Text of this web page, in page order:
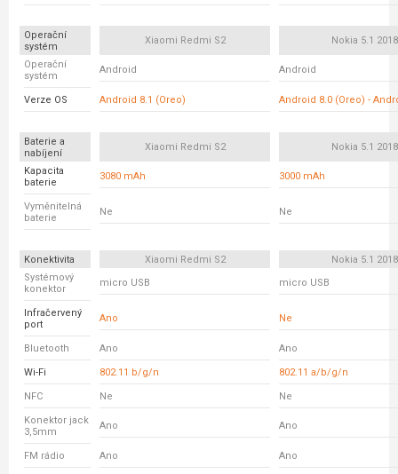
Operační
systém
Xiaomi Redmi S2 Nokia 5.1 2018
Operační
systém
Android Android
Verze OS Android 8.1 (Oreo) Android 8.0 (Oreo) -
Baterie a
nabíjení
Xiaomi Redmi S2 Nokia 5.1 2018
Kapacita
baterie
3080 mAh 3000 mAh
Vyměnitelná
baterie
Ne Ne
Konektivita Xiaomi Redmi S2
Nokia 5.1 2018
Systémový
konektor
micro USB micro USB
Infračervený
port
Ano Ne
Bluetooth Ano Ano
Wi-Fi 802.11 b/g/n 802.11 a/b/g/n
NFC Ne Ne
Konektor jack
3,5mm
Ano Ano
FM rádio Ano Ano